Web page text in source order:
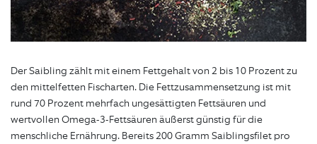
Der Saibling zählt mit einem Fettgehalt von 2 bis 10 Prozent zu
den mittelfetten Fischarten. Die Fettzusammensetzung ist mit
rund 70 Prozent mehrfach ungesättigten Fettsäuren und
wertvollen Omega-3-Fettsäuren äußerst günstig für die
menschliche Ernährung. Bereits 200 Gramm Saiblingsfilet pro